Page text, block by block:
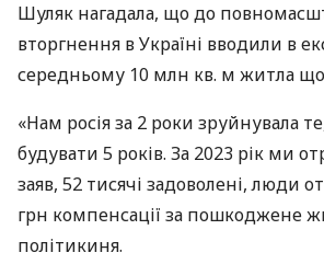
Шуляк нагадала, що до
вторгнення в Україні вводили в
середньому 10 млн кв. м житла
«Нам росія за 2 роки зруйнувала
будувати 5 років. За 2023 рік ми
заяв, 52 тисячі задоволені, люди
грн компенсації за пошкоджене
політикиня.